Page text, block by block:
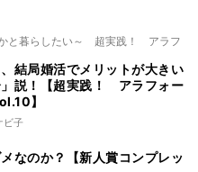
と暮らしたい～ 超実践！ アラフ
結局婚活でメリットが大きい
説！【超実践！ アラフォー
】
ビ子
なのか？【新人賞コンプレッ